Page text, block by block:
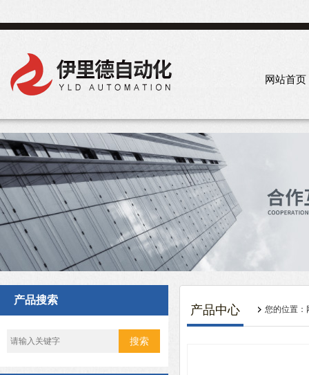
网站首页
产品搜索
产品中心 您的位置：